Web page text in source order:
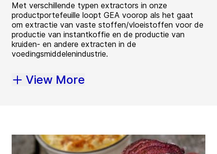
Met verschillende typen extractors in onze
productportefeuille loopt GEA voorop als het gaat
om extractie van vaste stoffen/vloeistoffen voor de
productie van instantkoffie en de productie van
kruiden- en andere extracten in de
voedingsmiddelenindustrie.
View More